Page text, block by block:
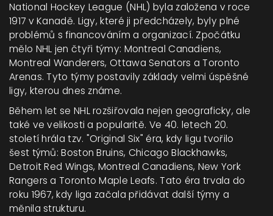
National Hockey League (NHL) byla založena v roce
1917 v Kanadě. Ligy, které ji předcházely, byly plné
problémů s financováním a organizací. Zpočátku
mělo NHL jen čtyři týmy: Montreal Canadiens,
Montreal Wanderers, Ottawa Senators a Toronto
Arenas. Tyto týmy postavily základy velmi úspěšné
ligy, kterou dnes známe.
Během let se NHL rozšiřovala nejen geograficky, ale
také ve velikosti a popularitě. Ve 40. letech 20.
století hrála tzv. "Original Six" éra, kdy ligu tvořilo
šest týmů: Boston Bruins, Chicago Blackhawks,
Detroit Red Wings, Montreal Canadiens, New York
Rangers a Toronto Maple Leafs. Tato éra trvala do
roku 1967, kdy liga začala přidávat další týmy a
měnila strukturu.